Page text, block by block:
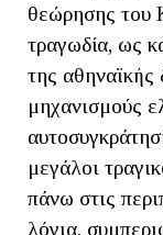
θεώρησης του
τραγωδία, ως
της αθηναϊκής
μηχανισμούς
μεγάλοι
πάνω στις
λόγια,